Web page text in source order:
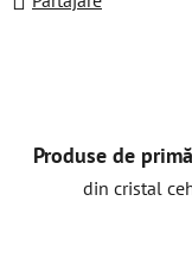
Produse de
din cristal